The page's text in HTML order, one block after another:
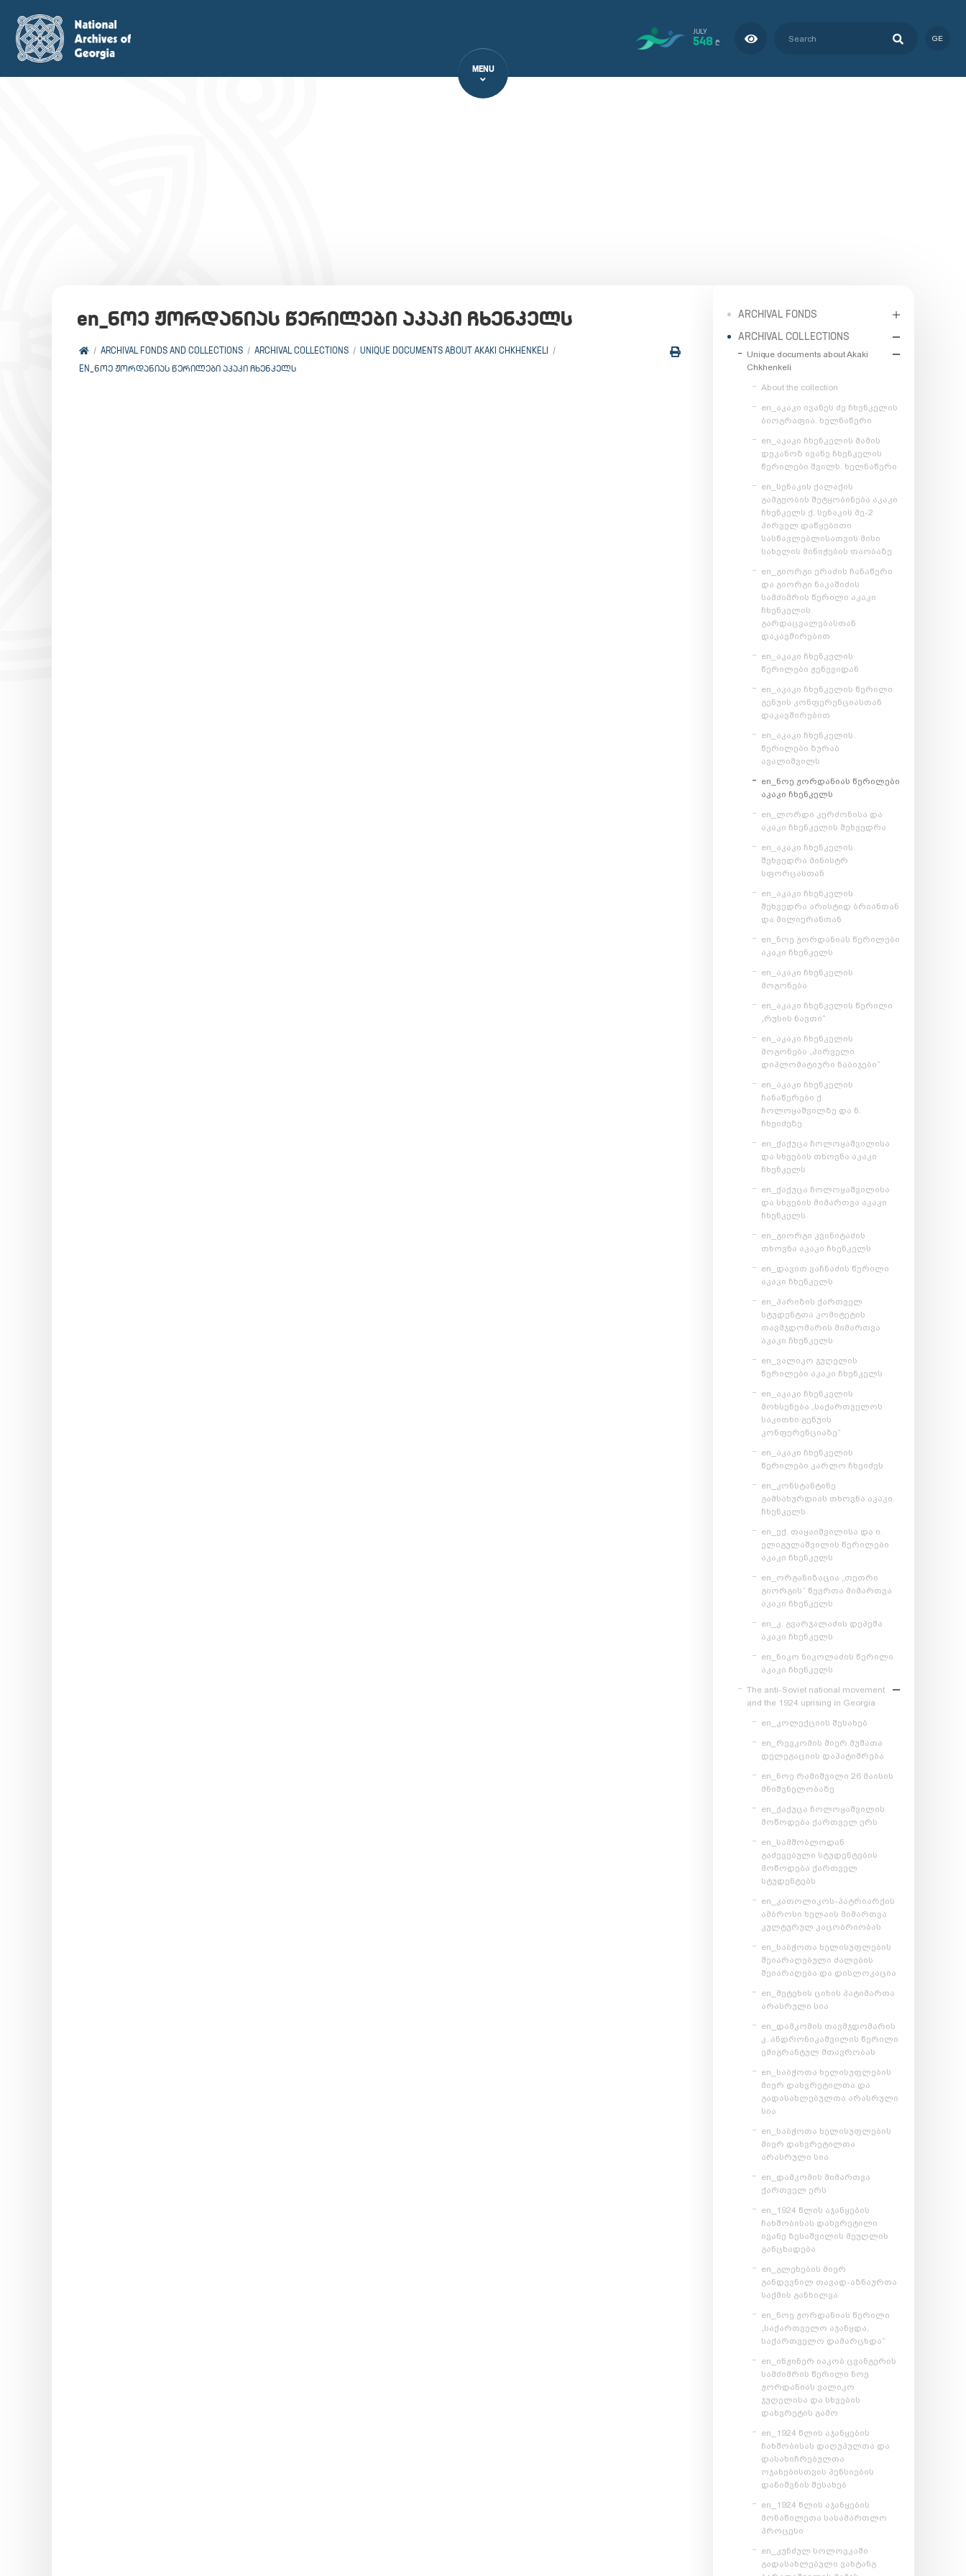
JULY
548 ₾ GE
MENU
en_ნოე ჟორდანიას წერილები აკაკი ჩხენკელს
ARCHIVAL FONDS AND COLLECTIONS ARCHIVAL COLLECTIONS
UNIQUE DOCUMENTS ABOUT AKAKI CHKHENKELI
EN_ᲜᲝᲔ ᲟᲝᲠᲓᲐᲜᲘᲐᲡ ᲬᲔᲠᲘᲚᲔᲑᲘ ᲐᲙᲐᲙᲘ ᲩᲮᲔᲜᲙᲔᲚᲡ
ARCHIVAL FONDS
ARCHIVAL COLLECTIONS
Unique documents about Akaki
Chkhenkeli
About the collection
en_აკაკი ივანეს ძე ჩხენკელის
ბიოგრაფია. ხელნაწერი
en_აკაკი ჩხენკელის მამის
დეკანოზ ივანე ჩხენკელის
წერილები შვილს. ხელნაწერი
en_სენაკის ქალაქის
გამგეობის შეტყობინება აკაკი
ჩხენკელს ქ. სენაკის მე-2
პირველ დაწყებითი
სასწავლებლისათვის მისი
სახელის მინიჭების თაობაზე
en_გიორგი ერაძის ჩანაწერი
და გიორგი ნაკაშიძის
სამძიმრის წერილი აკაკი
ჩხენკელის
გარდაცვალებასთან
დაკავშირებით
en_აკაკი ჩხენკელის
წერილები ჟენევიდან
en_აკაკი ჩხენკელის წერილი
გენუის კონფერენციასთან
დაკავშირებით
en_აკაკი ჩხენკელის
წერილები ზურაბ
ავალიშვილს
en_ნოე ჟორდანიას წერილები
აკაკი ჩხენკელს
en_ლორდი კერძონისა და
აკაკი ჩხენკელის შეხვედრა
en_აკაკი ჩხენკელის
შეხვედრა მინისტრ
სფორცასთან
en_აკაკი ჩხენკელის
შეხვედრა არისტიდ ბრიანთან
და მილიერანთან
en_ნოე ჟორდანიას წერილები
აკაკი ჩხენკელს
en_აკაკი ჩხენკელის
მოგონება
en_აკაკი ჩხენკელის წერილი
„რუსის ნავთი“
en_აკაკი ჩხენკელის
მოგონება „პირველი
დიპლომატიური ნაბიჯები“
en_აკაკი ჩხენკელის
ჩანაწერები ქ.
ჩოლოყაშვილზე და ნ.
ჩხეიძეზე
en_ქაქუცა ჩოლოყაშვილისა
და სხვების თხოვნა აკაკი
ჩხენკელს
en_ქაქუცა ჩოლოყაშვილისა
და სხვების მიმართვა აკაკი
ჩხენკელს
en_გიორგი კვინიტაძის
თხოვნა აკაკი ჩხენკელს
en_დავით ვაჩნაძის წერილი
აკაკი ჩხენკელს
en_პარიზის ქართველ
სტუდენტთა კომიტეტის
თავმჯდომარის მიმართვა
აკაკი ჩხენკელს
en_ვალიკო ჯუღელის
წერილები აკაკი ჩხენკელს
en_აკაკი ჩხენკელის
მოხსენება „საქართველოს
საკითხი გენუის
კონფერენციაზე“
en_აკაკი ჩხენკელის
წერილები კარლო ჩხეიძეს
en_კონსტანტინე
გამსახურდიას თხოვნა აკაკი
ჩხენკელს
en_ექ. თაყაიშვილისა და ი.
ელიგულაშვილის წერილები
აკაკი ჩხენკელს
en_ორგანიზაცია „თეთრი
გიორგის“ წევრთა მიმართვა
აკაკი ჩხენკელს
en_კ. გვარჯალაძის დეპეშა
აკაკი ჩხენკელს
en_ნიკო ნიკოლაძის წერილი
აკაკი ჩხენკელს
The anti-Soviet national movement
and the 1924 uprising in Georgia
en_კოლექციის შესახებ
en_რევკომის მიერ მუშათა
დელეგაციის დაპატიმრება
en_ნოე რამიშვილი 26 მაისის
მნიშვნელობაზე
en_ქაქუცა ჩოლოყაშვილის
მოწოდება ქართველ ერს
en_სამშობლოდან
გაძევებული სტუდენტების
მოწოდება ქართველ
სტუდენტებს
en_კათოლიკოს-პატრიარქის
ამბროსი ხელაის მიმართვა
კულტურულ კაცობრიობას
en_საბჭოთა ხელისუფლების
შეიარაღებული ძალების
შეიარაღება და დისლოკაცია
en_მეტეხის ციხის პატიმართა
არასრული სია
en_დამკომის თავმჯდომარის
კ. ანდრონიკაშვილის წერილი
ემიგრანტულ მთავრობას
en_საბჭოთა ხელისუფლების
მიერ დახვრეტილთა და
გადასახლებულთა არასრული
სია
en_საბჭოთა ხელისუფლების
მიერ დახვრეტილთა
არასრული სია
en_დამკომის მიმართვა
ქართველ ერს
en_1924 წლის აჯანყების
ჩახშობისას დახვრეტილი
ივანე ზესაშვილის მეუღლის
განცხადება
en_გლეხების მიერ
განდევნილ თავად-აზნაურთა
საქმის განხილვა
en_ნოე ჟორდანიას წერილი
„საქართველო აჯანყდა,
საქართველო დამარცხდა“
en_ინჟინერ იაკობ ცვანგერის
სამძიმრის წერილი ნოე
ჟორდანიას ვალიკო
ჯუღელისა და სხვების
დახვრეტის გამო
en_1924 წლის აჯანყების
ჩახშობისას დაღუპულთა და
დასახიჩრებულთა
ოჯახებისთვის პენსიების
დანიშვნის შესახებ
en_1924 წლის აჯანყების
მონაწილეთა სასამართლო
პროცესი
en_კუნძულ სოლოვკაში
გადასახლებული ვახტანგ